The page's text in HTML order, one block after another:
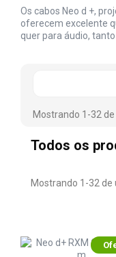
Os cabos Neo d +,
oferecem excelente
quer para áudio,
Mostrando 1-32
Todos os
Mostrando 1-32